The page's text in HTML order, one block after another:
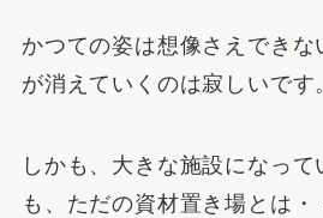
かつての姿は想像さえできな
が消えていくのは寂しいです
しかも、大きな施設になって
も、ただの資材置き場とは・